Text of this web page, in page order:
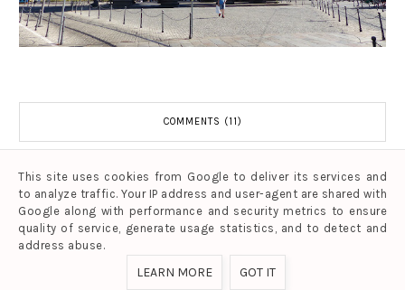
COMMENTS (11)
TAGS:MY WORLD, TRAVELING, V. SAYS
This site uses cookies from Google to deliver its services and
to analyze traffic. Your IP address and user-agent are shared with
Google along with performance and security metrics to ensure
quality of service, generate usage statistics, and to detect and
address abuse.
LEARN MORE GOT IT